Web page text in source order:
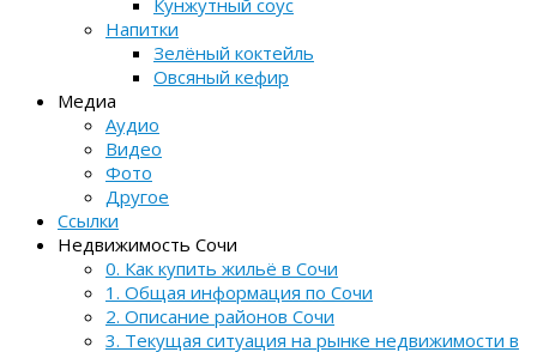
Кунжутный соус
Напитки
Зелёный коктейль
Овсяный кефир
Медиа
Аудио
Видео
Фото
Другое
Ссылки
Недвижимость Сочи
0. Как купить жильё в Сочи
1. Общая информация по Сочи
2. Описание районов Сочи
3. Текущая ситуация на рынке недвижимости в